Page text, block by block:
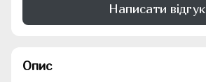
Написати відгук
Опис